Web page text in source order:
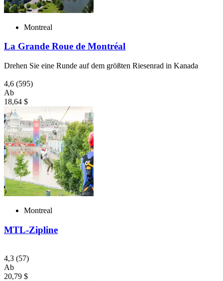
Montreal
La Grande Roue de Montréal
Drehen Sie eine Runde auf dem größten Riesenrad in Kanada
4,6 (595)
Ab
18,64 $
Montreal
MTL-Zipline
4,3 (57)
Ab
20,79 $